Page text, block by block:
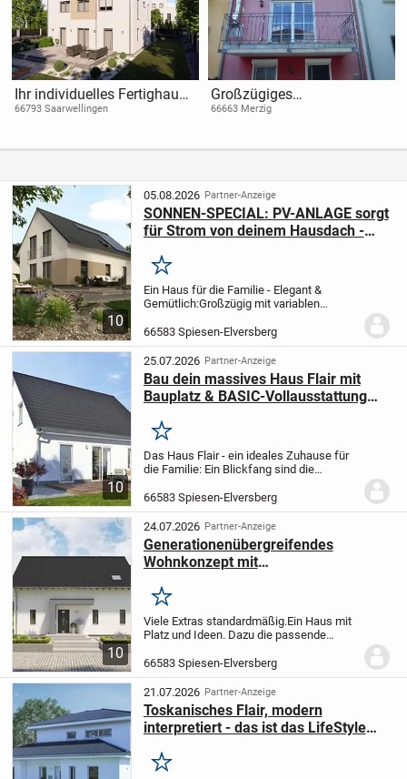
Ihr individuelles Fertighaus
in Saarwellingen - flexibel
66793 Saarwellingen
Großzügiges
Einfamilienhaus in Merzig
66663 Merzig
10
05.08.2026 Partner-Anzeige
SONNEN-SPECIAL: PV-ANLAGE sorgt
für Strom von deinem Hausdach -
Merken
Ein Haus für die Familie - Elegant &
Gemütlich:Großzügig mit variablen
bietet es Platz zum Leben und Arbeiten (z.
B. Homeoffice). Ein tolles Bad sowie
eine...
66583 Spiesen-Elversberg
10
25.07.2026 Partner-Anzeige
Bau dein massives Haus Flair mit
Bauplatz & BASIC-Vollausstattung
Merken
Das Haus Flair - ein ideales Zuhause für
die Familie: Ein Blickfang sind die
Wohnbereich mit viel Licht durchfluten.
Hell, gemütlich und weitläufig - genügend
Raum zum...
66583 Spiesen-Elversberg
10
24.07.2026 Partner-Anzeige
Generationenübergreifendes
Wohnkonzept mit
FamilyStyle 18.01 S
Merken
Viele Extras standardmäßig.Ein Haus mit
Platz und Ideen. Dazu die passende
Niedrigenergiespar-Haus erfüllt alle
Anforderungen, die eine Familie an Platz
und Ausstattun...
66583 Spiesen-Elversberg
21.07.2026 Partner-Anzeige
Toskanisches Flair, modern
interpretiert - das ist das LifeStyle
Merken